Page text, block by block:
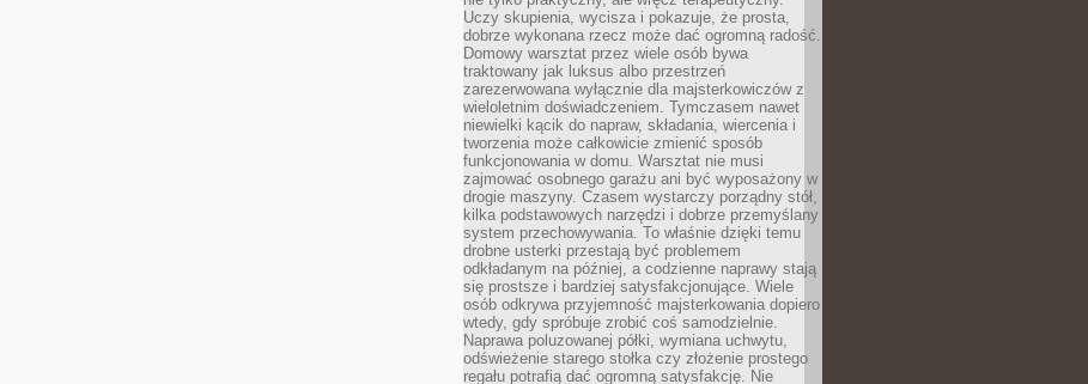
Uczy skupienia, wycisza i pokazuje, że prosta,
dobrze wykonana rzecz może dać ogromną radość.
Domowy warsztat przez wiele osób bywa
traktowany jak luksus albo przestrzeń
zarezerwowana wyłącznie dla majsterkowiczów z
wieloletnim doświadczeniem. Tymczasem nawet
niewielki kącik do napraw, składania, wiercenia i
tworzenia może całkowicie zmienić sposób
funkcjonowania w domu. Warsztat nie musi
zajmować osobnego garażu ani być wyposażony w
drogie maszyny. Czasem wystarczy porządny stół,
kilka podstawowych narzędzi i dobrze przemyślany
system przechowywania. To właśnie dzięki temu
drobne usterki przestają być problemem
odkładanym na później, a codzienne naprawy stają
się prostsze i bardziej satysfakcjonujące. Wiele
osób odkrywa przyjemność majsterkowania dopiero
wtedy, gdy spróbuje zrobić coś samodzielnie.
Naprawa poluzowanej półki, wymiana uchwytu,
odświeżenie starego stołka czy złożenie prostego
regału potrafią dać ogromną satysfakcję. Nie